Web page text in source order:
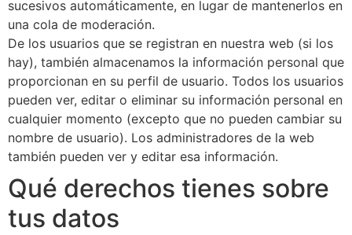
sucesivos automáticamente, en lugar de mantenerlos en
una cola de moderación.
De los usuarios que se registran en nuestra web (si los
hay), también almacenamos la información personal que
proporcionan en su perfil de usuario. Todos los usuarios
pueden ver, editar o eliminar su información personal en
cualquier momento (excepto que no pueden cambiar su
nombre de usuario). Los administradores de la web
también pueden ver y editar esa información.
Qué derechos tienes sobre
tus datos